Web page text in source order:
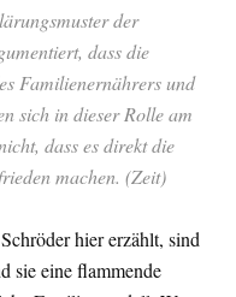
der
dass die
Familienernährers und
sich in dieser Rolle am
dass es direkt die
machen. (Zeit)
hier erzählt, sind
sie eine flammende